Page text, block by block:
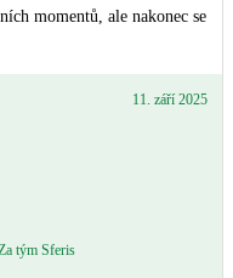
momentů, ale nakonec se
11. září 2025
tým Sferis